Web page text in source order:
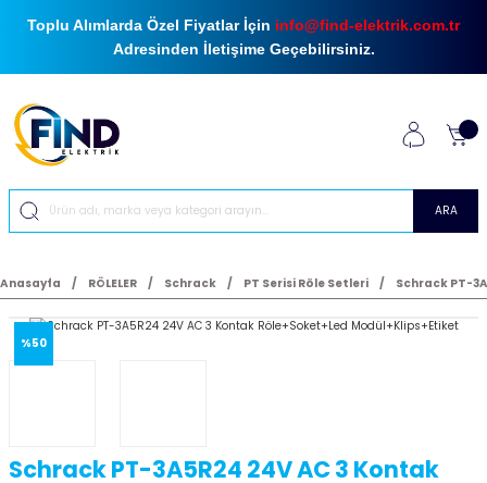
Toplu Alımlarda Özel Fiyatlar İçin info@find-elektrik.com.tr
Adresinden İletişime Geçebilirsiniz.
ARA
Anasayfa RÖLELER Schrack PT Serisi Röle Setleri Schrack PT-
%50
Schrack PT-3A5R24 24V AC 3 Kontak